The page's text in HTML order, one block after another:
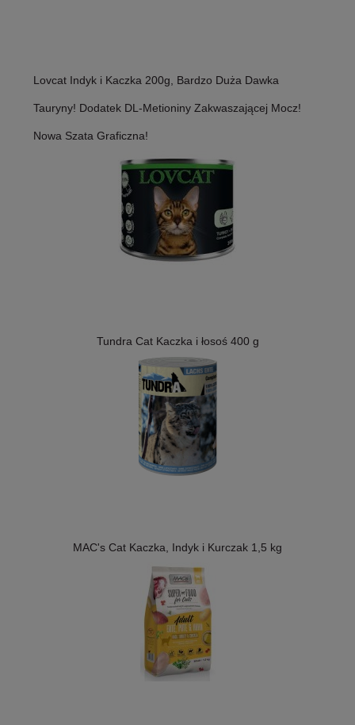
Lovcat Indyk i Kaczka 200g, Bardzo Duża Dawka
Tauryny! Dodatek DL-Metioniny Zakwaszającej Mocz!
Nowa Szata Graficzna!
Tundra Cat Kaczka i łosoś 400 g
MAC's Cat Kaczka, Indyk i Kurczak 1,5 kg